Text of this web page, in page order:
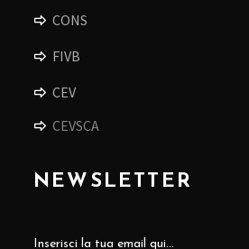
CONS
FIVB
CEV
CEVSCA
NEWSLETTER